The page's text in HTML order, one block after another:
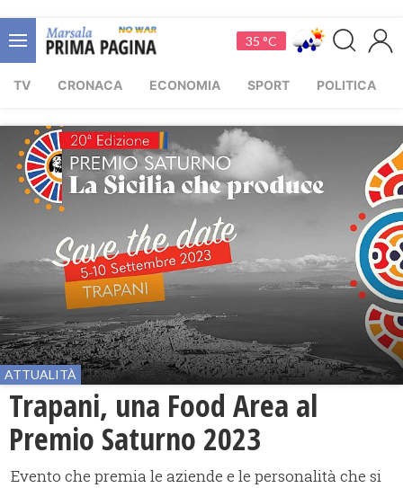
35 °C
TV CRONACA ECONOMIA SPORT POLITICA
ATTUALITÀ
​Trapani, una Food Area al
Premio Saturno 2023
Evento che premia le aziende e le personalità che si